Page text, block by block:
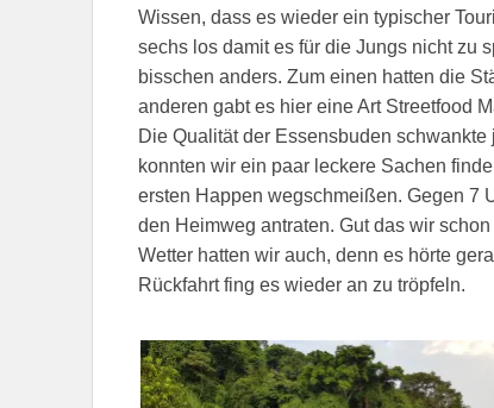
Wissen, dass es wieder ein typischer
sechs los damit es für die Jungs nicht zu
bisschen anders. Zum einen hatten die
anderen gabt es hier eine Art Streetfood
Die Qualität der Essensbuden
konnten wir ein paar leckere Sachen
ersten Happen wegschmeißen. Gegen 7
den Heimweg antraten. Gut das wir
Wetter hatten wir auch, denn es hörte
Rückfahrt fing es wieder an zu tröpfeln.